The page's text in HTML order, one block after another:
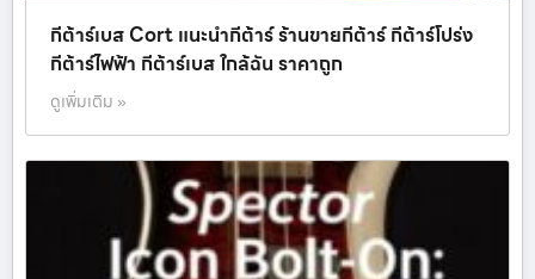
กีต้าร์เบส Cort แนะนำกีต้าร์ ร้านขายกีต้าร์ กีต้าร์โปร่ง
กีต้าร์ไฟฟ้า กีต้าร์เบส ใกล้ฉัน ราคาถูก
ดูเพิ่มเติม »